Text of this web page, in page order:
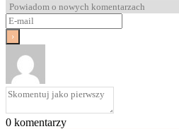
0 komentarzy